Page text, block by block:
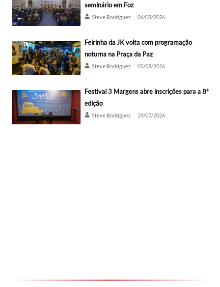
seminário em Foz
Steve Rodríguez 06/08/2026
Feirinha da JK volta com programação
noturna na Praça da Paz
Steve Rodríguez 05/08/2026
Festival 3 Margens abre inscrições para a 8ª
edição
Steve Rodríguez 29/07/2026